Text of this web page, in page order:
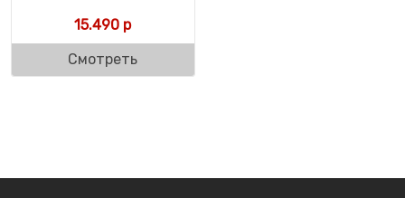
15.490 р
Смотреть